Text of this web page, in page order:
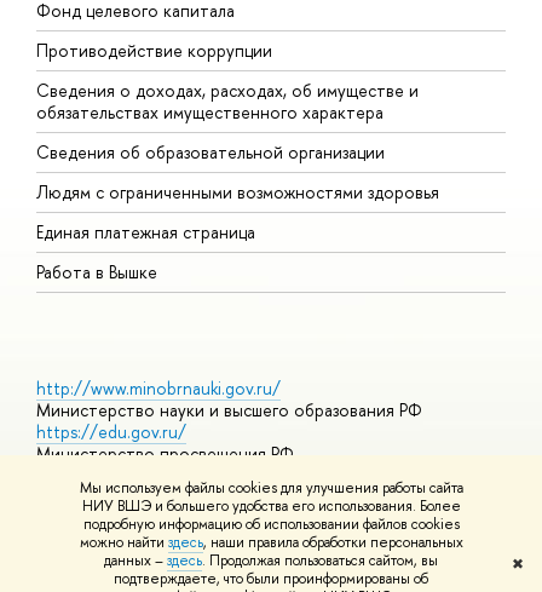
Мы используем файлы cookies для улучшения работы сайта
НИУ ВШЭ и большего удобства его использования. Более
подробную информацию об использовании файлов cookies
можно найти здесь, наши правила обработки персональных
данных –здесь. Продолжая пользоваться сайтом, вы
подтверждаете, что были проинформированы об
✖
Фонд целевого капитала
Противодействие коррупции
Сведения о доходах, расходах, об имуществе и
обязательствах имущественного характера
Сведения об образовательной организации
Людям с ограниченными возможностями здоровья
Единая платежная страница
Работа в Вышке
http://www.minobrnauki.gov.ru/
Министерство науки и высшего образования РФ
https://edu.gov.ru/
Министерство просвещения РФ
https://elearning.hse.ru/mooc
Массовые открытые онлайн-курсы
© НИУ ВШЭ 1993–2026 Адреса и контактыУсловия
использования материалов Политика конфиденциальности